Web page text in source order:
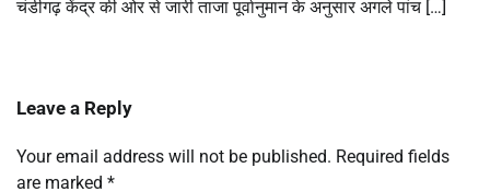
चंडीगढ़ केंद्र की ओर से जारी ताजा पूर्वानुमान के अनुसार अगले पांच […]
Leave a Reply
Your email address will not be published. Required fields
are marked *